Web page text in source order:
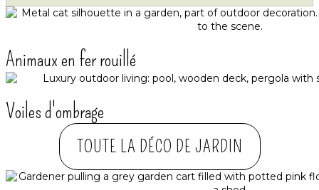
Animaux en fer rouillé
Voiles d'ombrage
TOUTE LA DÉCO DE JARDIN